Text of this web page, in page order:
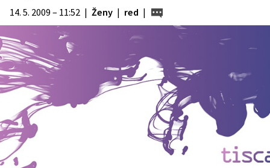
14. 5. 2009 – 11:52 | Ženy | red |